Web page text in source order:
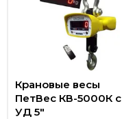
Крановые весы
ПетВес КВ-5000К с
УД 5"